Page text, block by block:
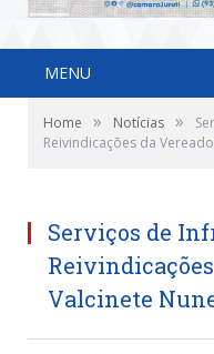
MENU
Home » Notícias »
Reivindicações da
Serviços de
Valcinete